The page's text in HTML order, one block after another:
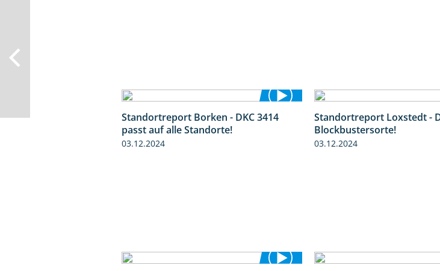
1:23
Standortreport Borken - DKC 3414
passt auf alle Standorte!
03.12.2024
Standortreport Loxstedt -
Blockbustersorte!
03.12.2024